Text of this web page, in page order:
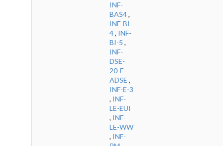
INF-
BAS4,
INF-BI-
4, INF-
BI-5 ,
INF-
DSE-
20-E-
ADSE ,
INF-E-3
, INF-
LE-EUI
, INF-
LE-WW
, INF-